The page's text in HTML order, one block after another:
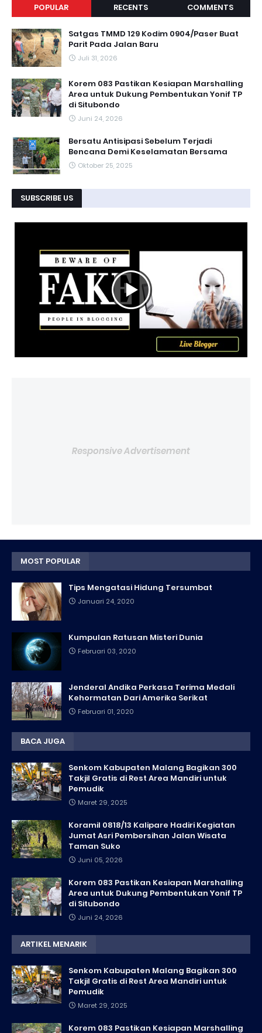
POPULAR RECENTS COMMENTS
Satgas TMMD 129 Kodim 0904/Paser Buat
Parit Pada Jalan Baru
Juli 31, 2026
Korem 083 Pastikan Kesiapan Marshalling
Area untuk Dukung Pembentukan Yonif TP
di Situbondo
Juni 24, 2026
Bersatu Antisipasi Sebelum Terjadi
Bencana Demi Keselamatan Bersama ‎
Oktober 25, 2025
SUBSCRIBE US
Responsive Advertisement
MOST POPULAR
Tips Mengatasi Hidung Tersumbat
Januari 24, 2020
Kumpulan Ratusan Misteri Dunia
Februari 03, 2020
Jenderal Andika Perkasa Terima Medali
Kehormatan Dari Amerika Serikat
Februari 01, 2020
BACA JUGA
Senkom Kabupaten Malang Bagikan 300
Takjil Gratis di Rest Area Mandiri untuk
Pemudik
Maret 29, 2025
Koramil 0818/13 Kalipare Hadiri Kegiatan
Jumat Asri Pembersihan Jalan Wisata
Taman Suko
Juni 05, 2026
Korem 083 Pastikan Kesiapan Marshalling
Area untuk Dukung Pembentukan Yonif TP
di Situbondo
Juni 24, 2026
ARTIKEL MENARIK
Senkom Kabupaten Malang Bagikan 300
Takjil Gratis di Rest Area Mandiri untuk
Pemudik
Maret 29, 2025
Korem 083 Pastikan Kesiapan Marshalling